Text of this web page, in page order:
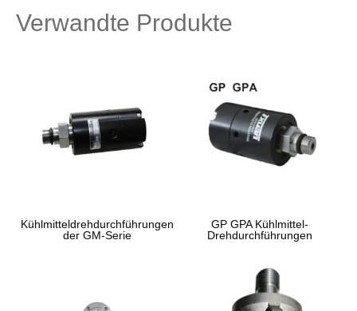
Verwandte Produkte
Kühlmitteldrehdurchführungen
der GM-Serie
GP GPA Kühlmittel-
Drehdurchführungen